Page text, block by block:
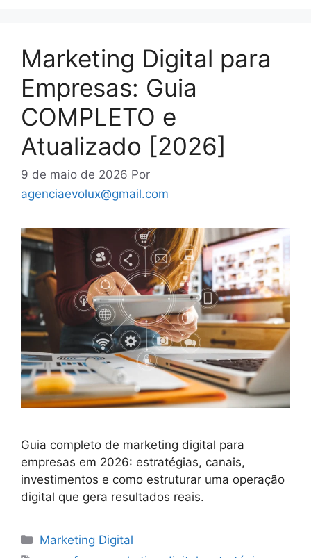
Marketing Digital para
Empresas: Guia
COMPLETO e
Atualizado [2026]
9 de maio de 2026 Por
agenciaevolux@gmail.com
Guia completo de marketing digital para
empresas em 2026: estratégias, canais,
investimentos e como estruturar uma operação
digital que gera resultados reais.
Categorias
Marketing Digital